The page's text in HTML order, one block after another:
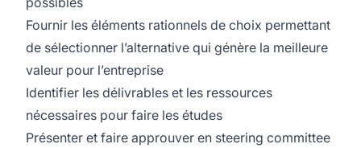
Fournir les éléments rationnels de choix permettant
de sélectionner l’alternative qui génère la meilleure
valeur pour l’entreprise
Identifier les délivrables et les ressources
nécessaires pour faire les études
Présenter et faire approuver en steering committee